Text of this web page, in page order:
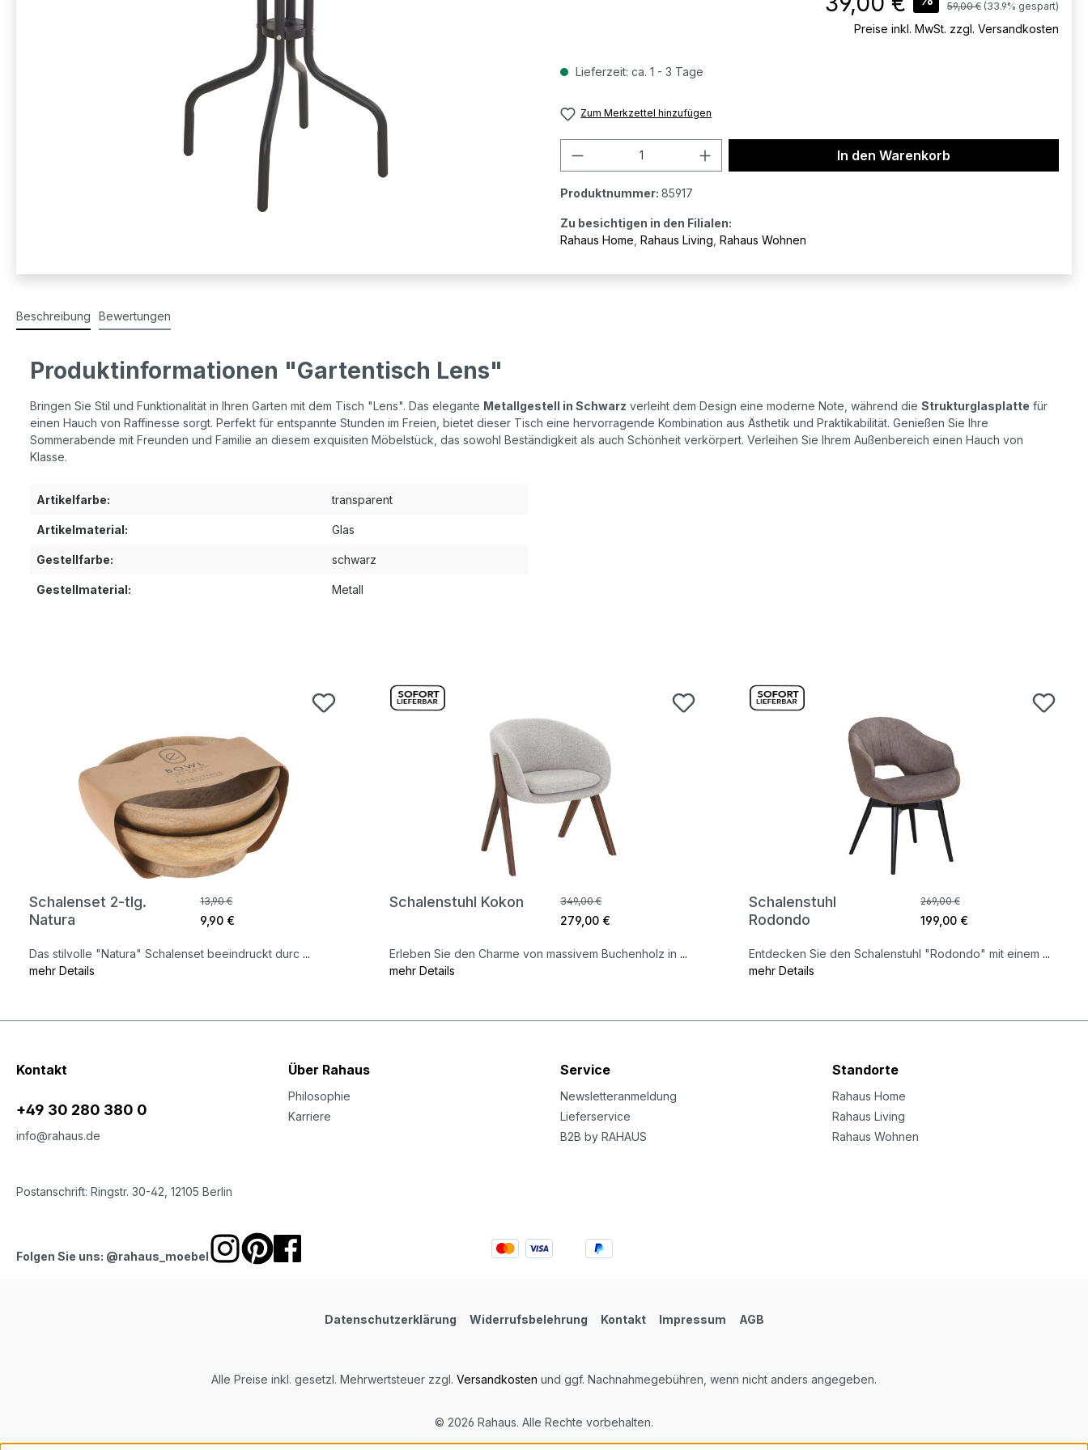
Regulärer Preis:
59,00 € (33.9% gespart)
Preise inkl. MwSt. zzgl. Versandkosten
Lieferzeit: ca. 1 - 3 Tage
Zum Merkzettel hinzufügen
Produkt Anzahl: Gib den gewünschten Wert ein oder
In den Warenkorb
Produktnummer: 85917
Zu besichtigen in den Filialen:
Rahaus Home Rahaus Living Rahaus Wohnen
Beschreibung Bewertungen
Produktinformationen "Gartentisch Lens"
Bringen Sie Stil und Funktionalität in Ihren Garten mit dem Tisch "Lens". Das elegante Metallgestell in Schwarz verleiht dem Design eine moderne Note, während die Strukturglasplatte für
einen Hauch von Raffinesse sorgt. Perfekt für entspannte Stunden im Freien, bietet dieser Tisch eine hervorragende Kombination aus Ästhetik und Praktikabilität. Genießen Sie Ihre
Sommerabende mit Freunden und Familie an diesem exquisiten Möbelstück, das sowohl Beständigkeit als auch Schönheit verkörpert. Verleihen Sie Ihrem Außenbereich einen Hauch von
Klasse.
Artikelfarbe: transparent
Artikelmaterial: Glas
Gestellfarbe: schwarz
Gestellmaterial: Metall
Schalenset 2-tlg.
Natura
13,90 €
9,90 €
Das stilvolle "Natura" Schalenset beeindruckt durc ...
mehr Details
Schalenstuhl Kokon 349,00 €
279,00 €
Erleben Sie den Charme von massivem Buchenholz in ...
mehr Details
Schalenstuhl
Rodondo
269,00 €
199,00 €
Entdecken Sie den Schalenstuhl "Rodondo" mit einem ...
mehr Details
Kontakt
+49 30 280 380 0
info@rahaus.de
Postanschrift: Ringstr. 30-42, 12105 Berlin
Über Rahaus
Philosophie
Karriere
Service
Newsletteranmeldung
Lieferservice
B2B by RAHAUS
Standorte
Rahaus Home
Rahaus Living
Rahaus Wohnen
Folgen Sie uns: @rahaus_moebel
Datenschutzerklärung Widerrufsbelehrung Kontakt Impressum AGB
Alle Preise inkl. gesetzl. Mehrwertsteuer zzgl. Versandkosten und ggf. Nachnahmegebühren, wenn nicht anders angegeben.
© 2026 Rahaus. Alle Rechte vorbehalten.